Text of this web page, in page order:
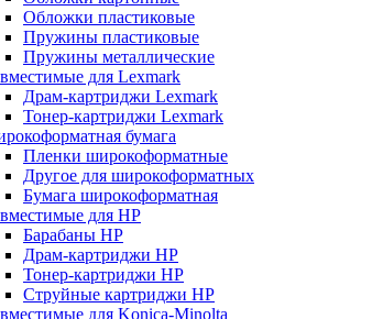
Обложки пластиковые
Пружины пластиковые
Пружины металлические
для Lexmark
Драм-картриджи Lexmark
Тонер-картриджи Lexmark
бумага
Пленки широкоформатные
Другое для широкоформатных
Бумага широкоформатная
для HP
Барабаны HP
Драм-картриджи HP
Тонер-картриджи HP
Струйные картриджи HP
для Konica-Minolta